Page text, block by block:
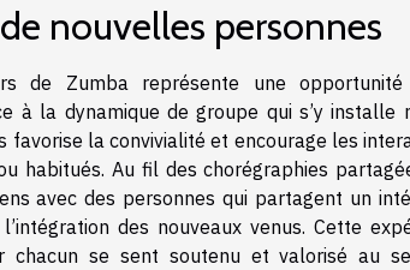
nouvelles personnes
de Zumba représente une
à la dynamique de groupe qui s’y installe
favorise la convivialité et encourage les
habitués. Au fil des chorégraphies
avec des personnes qui partagent un
des nouveaux venus. Cette
chacun se sent soutenu et valorisé au